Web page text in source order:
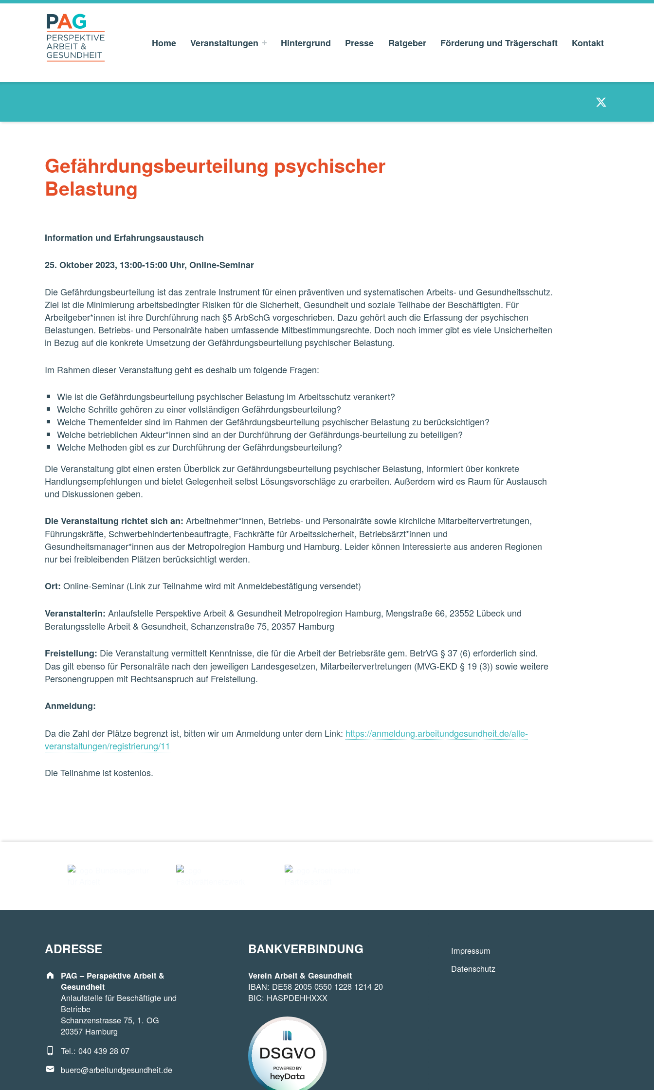
PAG –
Anlaufstelle für Beschäftigte und Betriebe
Home Veranstaltungen Hintergrund Presse Ratgeber Förderung und Trägerschaft Kontakt
Twitter
Gefährdungsbeurteilung psychischer
Belastung
Information und Erfahrungsaustausch
25. Oktober 2023, 13:00-15:00 Uhr, Online-Seminar
Die Gefährdungsbeurteilung ist das zentrale Instrument für einen präventiven und systematischen Arbeits- und Gesundheitsschutz.
Ziel ist die Minimierung arbeitsbedingter Risiken für die Sicherheit, Gesundheit und soziale Teilhabe der Beschäftigten. Für
Arbeitgeber*innen ist ihre Durchführung nach §5 ArbSchG vorgeschrieben. Dazu gehört auch die Erfassung der psychischen
Belastungen. Betriebs- und Personalräte haben umfassende Mitbestimmungsrechte. Doch noch immer gibt es viele Unsicherheiten
in Bezug auf die konkrete Umsetzung der Gefährdungsbeurteilung psychischer Belastung.
Im Rahmen dieser Veranstaltung geht es deshalb um folgende Fragen:
Wie ist die Gefährdungsbeurteilung psychischer Belastung im Arbeitsschutz verankert?
Welche Schritte gehören zu einer vollständigen Gefährdungsbeurteilung?
Welche Themenfelder sind im Rahmen der Gefährdungsbeurteilung psychischer Belastung zu berücksichtigen?
Welche betrieblichen Akteur*innen sind an der Durchführung der Gefährdungs-beurteilung zu beteiligen?
Welche Methoden gibt es zur Durchführung der Gefährdungsbeurteilung?
Die Veranstaltung gibt einen ersten Überblick zur Gefährdungsbeurteilung psychischer Belastung, informiert über konkrete
Handlungsempfehlungen und bietet Gelegenheit selbst Lösungsvorschläge zu erarbeiten. Außerdem wird es Raum für Austausch
und Diskussionen geben.
Die Veranstaltung richtet sich an: Arbeitnehmer*innen, Betriebs- und Personalräte sowie kirchliche Mitarbeitervertretungen,
Führungskräfte, Schwerbehindertenbeauftragte, Fachkräfte für Arbeitssicherheit, Betriebsärzt*innen und
Gesundheitsmanager*innen aus der Metropolregion Hamburg und Hamburg. Leider können Interessierte aus anderen Regionen
nur bei freibleibenden Plätzen berücksichtigt werden.
Ort: Online-Seminar (Link zur Teilnahme wird mit Anmeldebestätigung versendet)
Veranstalterin: Anlaufstelle Perspektive Arbeit & Gesundheit Metropolregion Hamburg, Mengstraße 66, 23552 Lübeck und
Beratungsstelle Arbeit & Gesundheit, Schanzenstraße 75, 20357 Hamburg
Freistellung: Die Veranstaltung vermittelt Kenntnisse, die für die Arbeit der Betriebsräte gem. BetrVG § 37 (6) erforderlich sind.
Das gilt ebenso für Personalräte nach den jeweiligen Landesgesetzen, Mitarbeitervertretungen (MVG-EKD § 19 (3)) sowie weitere
Personengruppen mit Rechtsanspruch auf Freistellung.
Anmeldung:
Da die Zahl der Plätze begrenzt ist, bitten wir um Anmeldung unter dem Link: https://anmeldung.arbeitundgesundheit.de/alle-
veranstaltungen/registrierung/11
Die Teilnahme ist kostenlos.
ADRESSE
Address:
PAG – Perspektive Arbeit &
Gesundheit
Anlaufstelle für Beschäftigte und
Betriebe
Schanzenstrasse 75, 1. OG
20357 Hamburg
Phone number:
Tel.: 040 439 28 07
Email address:
buero@arbeitundgesundheit.de
BANKVERBINDUNG
Verein Arbeit & Gesundheit
IBAN: DE58 2005 0550 1228 1214 20
BIC: HASPDEHHXXX
Impressum
Datenschutz